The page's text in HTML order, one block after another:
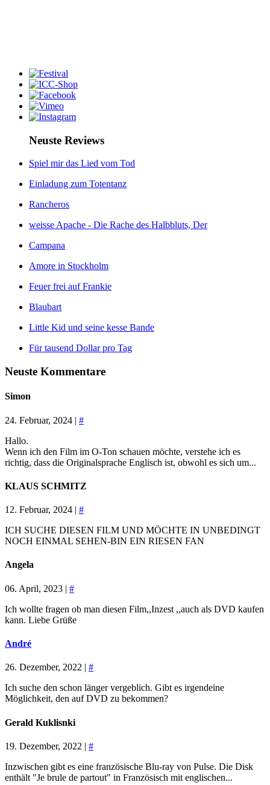
Neuste Reviews
Spiel mir das Lied vom Tod
Einladung zum Totentanz
Rancheros
weisse Apache - Die Rache des Halbbluts, Der
Campana
Amore in Stockholm
Feuer frei auf Frankie
Blaubart
Little Kid und seine kesse Bande
Für tausend Dollar pro Tag
Neuste Kommentare
Simon
24. Februar, 2024 | #
Hallo.
Wenn ich den Film im O-Ton schauen möchte, verstehe ich es
richtig, dass die Originalsprache Englisch ist, obwohl es sich um...
KLAUS SCHMITZ
12. Februar, 2024 | #
ICH SUCHE DIESEN FILM UND MÖCHTE IN UNBEDINGT
NOCH EINMAL SEHEN-BIN EIN RIESEN FAN
Angela
06. April, 2023 | #
Ich wollte fragen ob man diesen Film,,Inzest ,,auch als DVD kaufen
kann. Liebe Grüße
André
26. Dezember, 2022 | #
Ich suche den schon länger vergeblich. Gibt es irgendeine
Möglichkeit, den auf DVD zu bekommen?
Gerald Kuklisnki
19. Dezember, 2022 | #
Inzwischen gibt es eine französische Blu-ray von Pulse. Die Disk
enthält "Je brule de partout" in Französisch mit englischen...